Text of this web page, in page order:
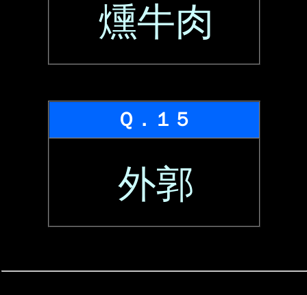
燻牛肉
Ｑ．１５
外郭